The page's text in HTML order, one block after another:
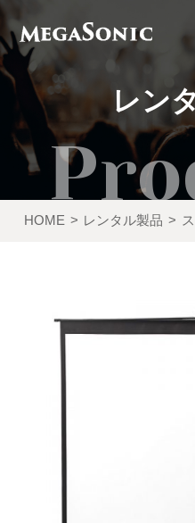
私たち
イベ
レン
新
レン
HOME レンタル製品